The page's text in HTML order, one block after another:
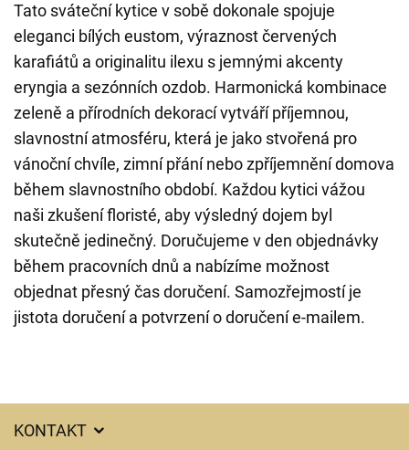
Tato sváteční kytice v sobě dokonale spojuje
eleganci bílých eustom, výraznost červených
karafiátů a originalitu ilexu s jemnými akcenty
eryngia a sezónních ozdob. Harmonická kombinace
zeleně a přírodních dekorací vytváří příjemnou,
slavnostní atmosféru, která je jako stvořená pro
vánoční chvíle, zimní přání nebo zpříjemnění domova
během slavnostního období. Každou kytici vážou
naši zkušení floristé, aby výsledný dojem byl
skutečně jedinečný. Doručujeme v den objednávky
během pracovních dnů a nabízíme možnost
objednat přesný čas doručení. Samozřejmostí je
jistota doručení a potvrzení o doručení e-mailem.
KONTAKT